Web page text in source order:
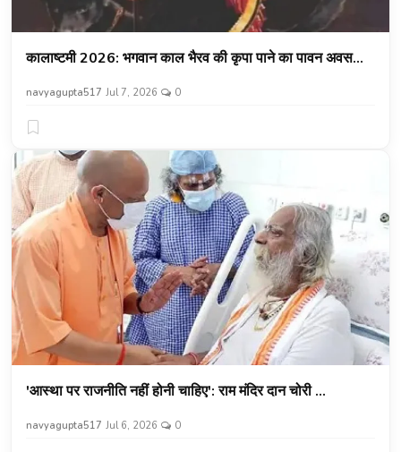
कालाष्टमी 2026: भगवान काल भैरव की कृपा पाने का पावन अवस...
navyagupta517 Jul 7, 2026 0
'आस्था पर राजनीति नहीं होनी चाहिए': राम मंदिर दान चोरी ...
navyagupta517 Jul 6, 2026 0